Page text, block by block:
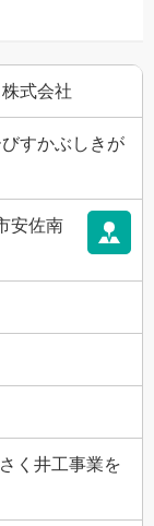
式会社
すかぶしきが
安佐南
く井工事業を